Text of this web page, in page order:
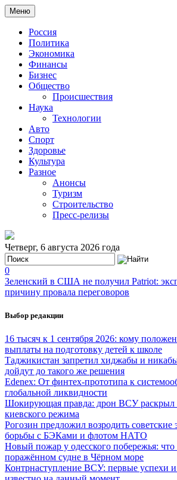
Меню
Россия
Политика
Экономика
Финансы
Бизнес
Общество
Происшествия
Наука
Технологии
Авто
Спорт
Здоровье
Культура
Разное
Анонсы
Туризм
Строительство
Пресс-релизы
Четверг, 6 августа 2026 года
0
Зеленский в США не получил Patriot:
причину провала переговоров
Выбор редакции
16 тысяч к 1 сентября 2026: кому
выплаты на подготовку детей к школе
Таджикистан запретил хиджабы и
дойдут до такого же решения
Edenex: От финтех-прототипа к
глобальной ликвидности
Шокирующая правда: дрон ВСУ раскрыл
киевского режима
Рогозин предложил возродить советские
борьбы с БЭКами и флотом НАТО
Новый пожар у одесского побережья: что
поражённом судне в Чёрном море
Контрнаступление ВСУ: первые успехи